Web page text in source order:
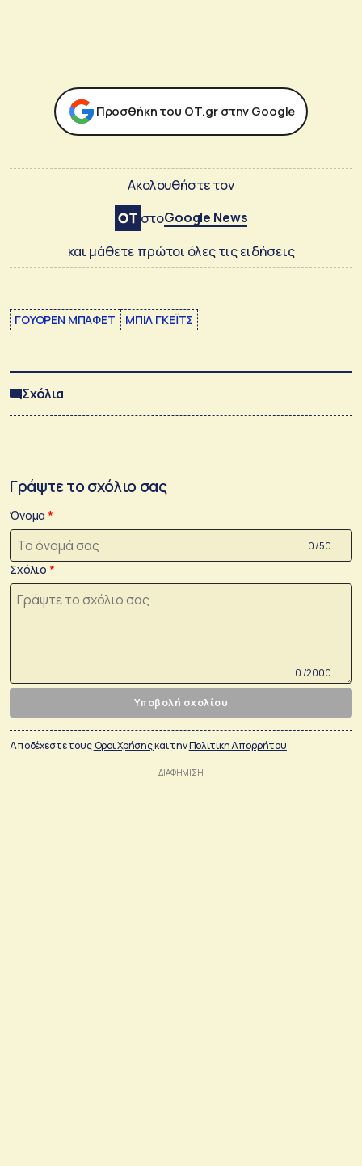
Προσθήκη του ΟΤ.gr στην Google
Ακολουθήστε τον
στοGoogle News
και μάθετε πρώτοι όλες τις ειδήσεις
ΓΟΥΟΡΕΝ ΜΠΑΦΕΤ ΜΠΙΛ ΓΚΕΪΤΣ
Σχόλια
Γράψτε το σχόλιο σας
Όνομα
0 /50
Σχόλιο
0 /2000
Υποβολή σχολίου
Αποδέχεστε τουςΌροι Χρήσηςκαι τηνΠολιτικη Απορρήτου